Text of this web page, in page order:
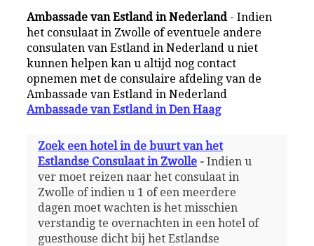
Ambassade van Estland in Nederland - Indien
het consulaat in Zwolle of eventuele andere
consulaten van Estland in Nederland u niet
kunnen helpen kan u altijd nog contact
opnemen met de consulaire afdeling van de
Ambassade van Estland in Nederland
Ambassade van Estland in Den Haag
Zoek een hotel in de buurt van het
Estlandse Consulaat in Zwolle- Indien u
ver moet reizen naar het consulaat in
Zwolle of indien u 1 of een meerdere
dagen moet wachten is het misschien
verstandig te overnachten in een hotel of
guesthouse dicht bij het Estlandse